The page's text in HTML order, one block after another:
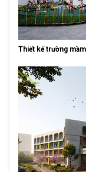
Thiết kế trường